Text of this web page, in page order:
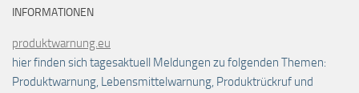
INFORMATIONEN
produktwarnung.eu
hier finden sich tagesaktuell Meldungen zu folgenden Themen:
Produktwarnung, Lebensmittelwarnung, Produktrückruf und